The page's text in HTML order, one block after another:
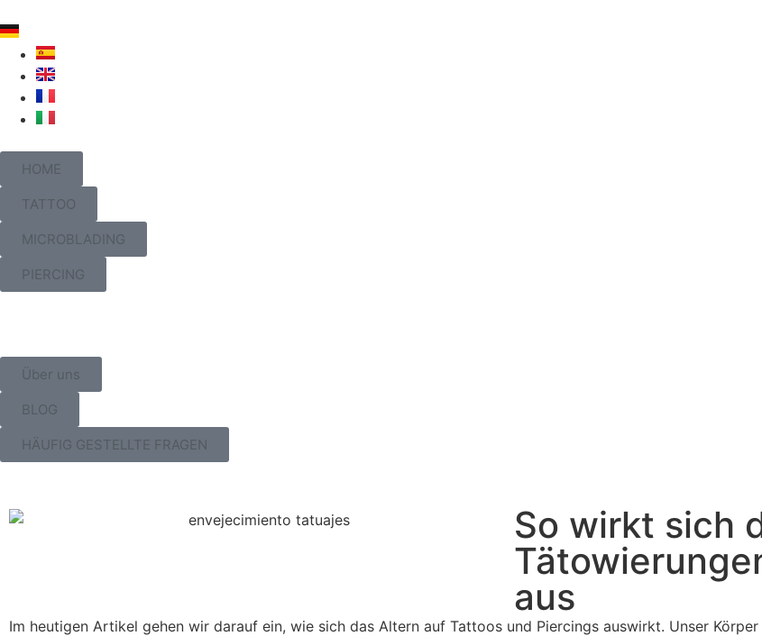
HOME
TATTOO
MICROBLADING
PIERCING
Über uns
BLOG
HÄUFIG GESTELLTE FRAGEN
So wirkt sich
aus
Im heutigen Artikel gehen wir darauf ein, wie sich das Altern auf Tattoos und Piercings auswirkt. Unser